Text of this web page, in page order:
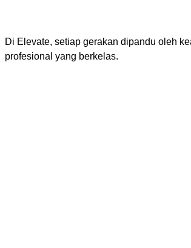
Di Elevate, setiap gerakan dipandu oleh
profesional yang berkelas.